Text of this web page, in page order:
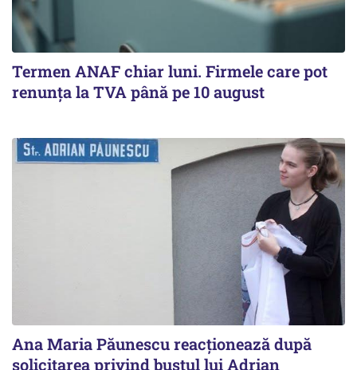
Termen ANAF chiar luni. Firmele care pot
renunța la TVA până pe 10 august
Ana Maria Păunescu reacționează după
solicitarea privind bustul lui Adrian